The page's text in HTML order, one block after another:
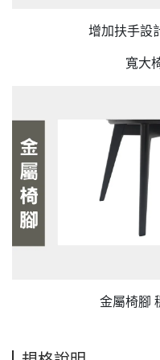
增加扶手設
寬大
金屬椅腳